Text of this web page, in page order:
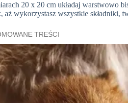
20 x 20 cm układaj warstwowo
aż wykorzystasz wszystkie składniki,